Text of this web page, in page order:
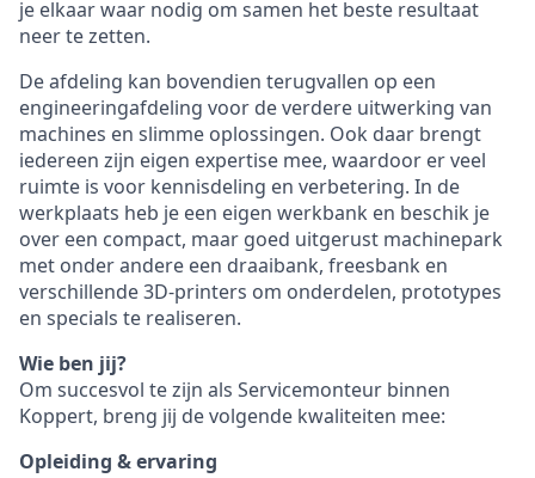
je elkaar waar nodig om samen het beste resultaat
neer te zetten.
De afdeling kan bovendien terugvallen op een
engineeringafdeling voor de verdere uitwerking van
machines en slimme oplossingen. Ook daar brengt
iedereen zijn eigen expertise mee, waardoor er veel
ruimte is voor kennisdeling en verbetering. In de
werkplaats heb je een eigen werkbank en beschik je
over een compact, maar goed uitgerust machinepark
met onder andere een draaibank, freesbank en
verschillende 3D-printers om onderdelen, prototypes
en specials te realiseren.
Wie ben jij?
Om succesvol te zijn als Servicemonteur binnen
Koppert, breng jij de volgende kwaliteiten mee:
Opleiding & ervaring